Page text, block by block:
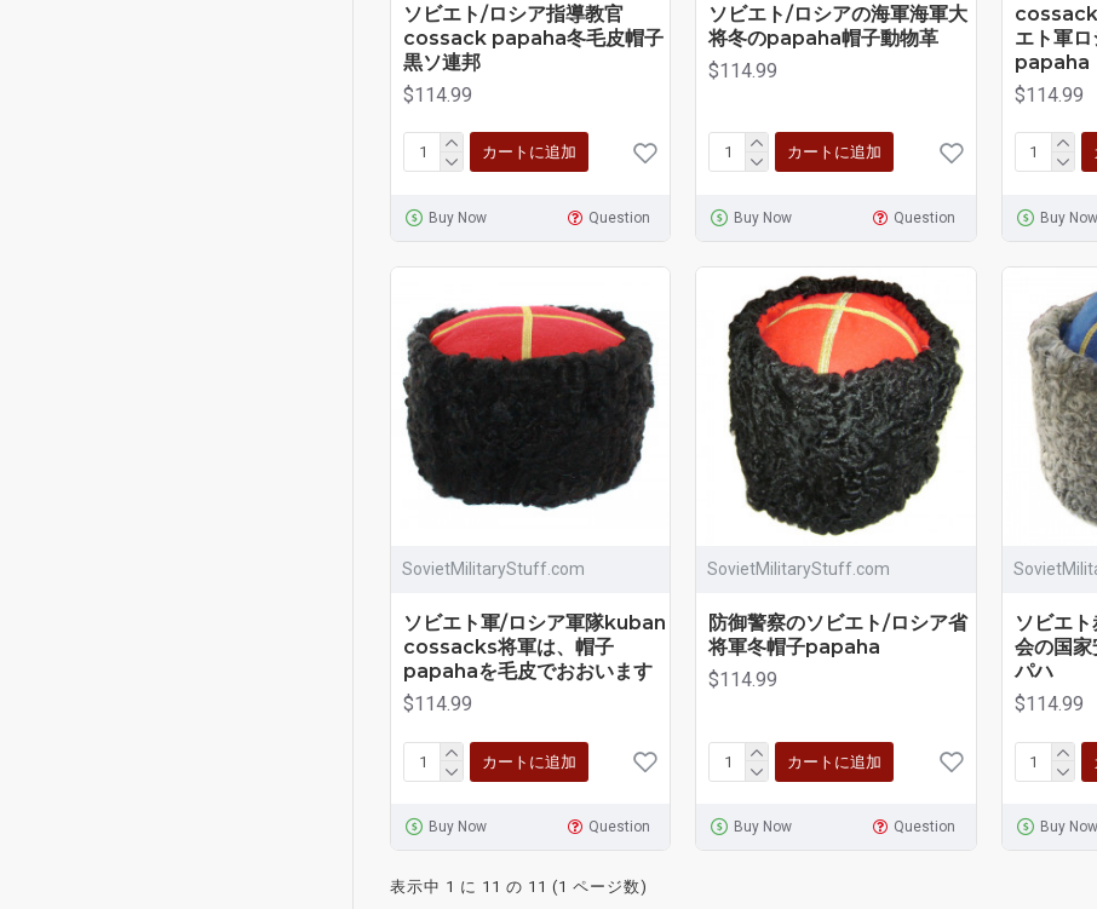
ソビエト/ロシア指導教官
cossack papaha冬毛皮帽子
黒ソ連邦
$114.99
カートに追加
Buy Now Question
ソビエト/ロシアの海軍海軍大
将冬のpapaha帽子動物革
$114.99
カートに追加
Buy Now Question
cossack
エト軍
papaha
$114.99
Buy Now
SovietMilitaryStuff.com
ソビエト軍/ロシア軍隊kuban
cossacks将軍は、帽子
papahaを毛皮でおおいます
$114.99
カートに追加
Buy Now Question
SovietMilitaryStuff.com
防御警察のソビエト/ロシア省
将軍冬帽子papaha
$114.99
カートに追加
Buy Now Question
ソビエ
会の国
パハ
$114.99
Buy Now
表示中 1 に 11 の 11 (1 ページ数)